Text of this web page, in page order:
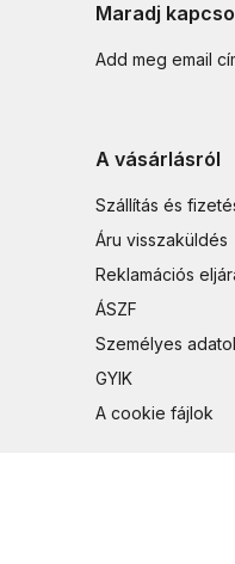
Maradj
Add meg email
A vásárlásról
Szállítás és
Áru visszaküldés
Reklamációs
ÁSZF
Személyes
GYIK
A cookie fájlok